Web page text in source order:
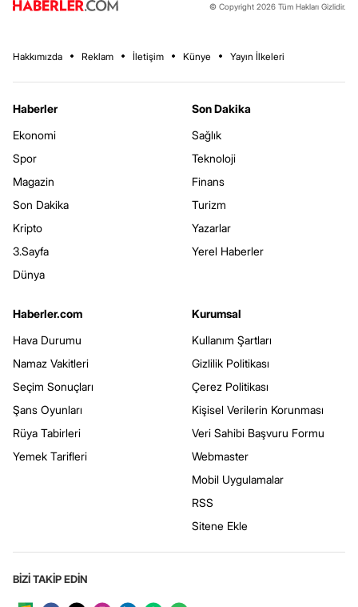
© Copyright 2026 Tüm Hakları Gizlidir.
Hakkımızda Reklam İletişim Künye Yayın İlkeleri
Haberler
Ekonomi
Spor
Magazin
Son Dakika
Kripto
3.Sayfa
Dünya
Son Dakika
Sağlık
Teknoloji
Finans
Turizm
Yazarlar
Yerel Haberler
Haberler.com
Hava Durumu
Namaz Vakitleri
Seçim Sonuçları
Şans Oyunları
Rüya Tabirleri
Yemek Tarifleri
Kurumsal
Kullanım Şartları
Gizlilik Politikası
Çerez Politikası
Kişisel Verilerin Korunması
Veri Sahibi Başvuru Formu
Webmaster
Mobil Uygulamalar
RSS
Sitene Ekle
BİZİ TAKİP EDİN